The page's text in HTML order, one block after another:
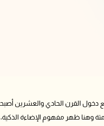
دخول القرن الحادي والعشرين
وهنا ظهر مفهوم الإضاءة الذكية،